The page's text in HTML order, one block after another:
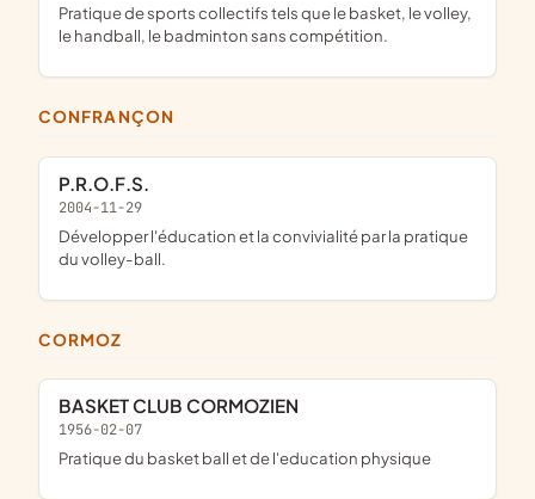
pratique de sports collectifs tels que le basket, le volley,
le handball, le badminton sans compétition.
CONFRANÇON
P.R.O.F.S.
2004-11-29
développer l'éducation et la convivialité par la pratique
du volley-ball.
CORMOZ
BASKET CLUB CORMOZIEN
1956-02-07
pratique du basket ball et de l'education physique